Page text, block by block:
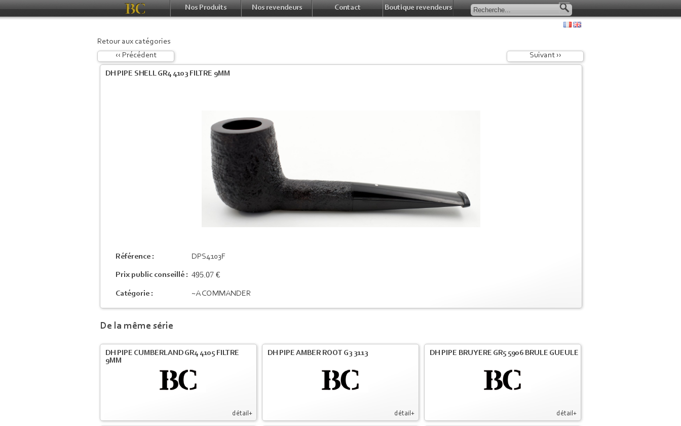
Nos Produits Nos revendeurs Contact Boutique revendeurs
Retour aux catégories
‹‹ Précédent
Suivant ››
DH PIPE SHELL GR4 4103 FILTRE 9MM
Référence : DPS4103F
Prix public conseillé : 495.07 €
Catégorie : ~A COMMANDER
De la même série
détail+
DH PIPE CUMBERLAND GR4 4105 FILTRE
9MM
détail+
DH PIPE AMBER ROOT G3 3113
détail+
DH PIPE BRUYERE GR5 5906 BRULE GUEULE